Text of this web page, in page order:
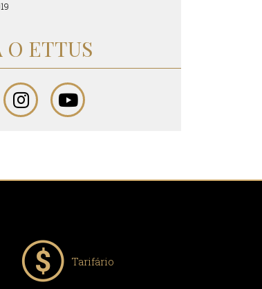
O ETTUS
Tarifário